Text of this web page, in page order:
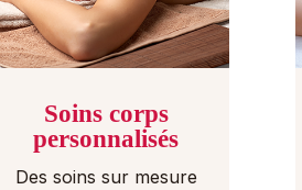
Soins corps
personnalisés
Des soins sur mesure